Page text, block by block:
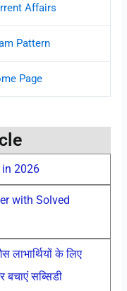
Affairs
Pattern
Page
in 2026
with Solved
के लिए
सब्सिडी